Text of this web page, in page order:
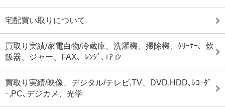
宅配買い取りについて
買取り実績/家電白物/冷蔵庫、洗濯機、掃除機、ｸﾘｰﾅｰ、炊
飯器、ジャー、FAX、ﾚﾝｼﾞ､ｴｱｺﾝ
買取り実績/映像、デジタル/テレビ,TV、DVD,HDD､ﾚｺｰﾀﾞ
ｰ,PC､デジカメ、光学